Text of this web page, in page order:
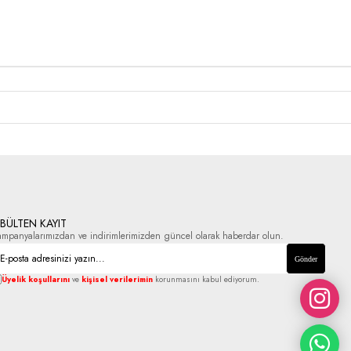
KAYIT
ve indirimlerimizden güncel olarak haberdar olun.
Gönder
Üyelik koşullarını ve kişisel verilerimin korunmasını kabul ediyorum.